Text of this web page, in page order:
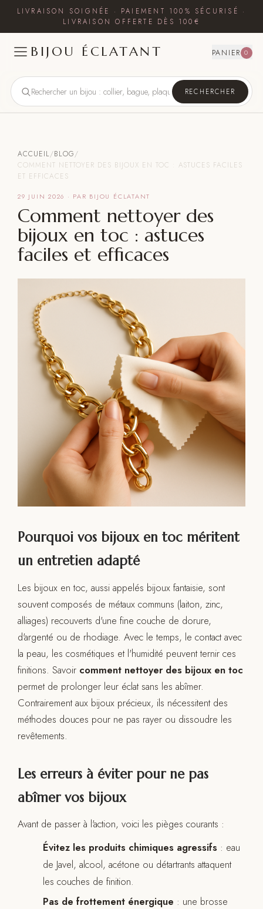
LIVRAISON SOIGNÉE · PAIEMENT 100% SÉCURISÉ ·
LIVRAISON OFFERTE DÈS 100€
BIJOU ÉCLATANT PANIER 0
RECHERCHER
ACCUEIL/BLOG/
COMMENT NETTOYER DES BIJOUX EN TOC : ASTUCES FACILES
ET EFFICACES
29 JUIN 2026 · PAR BIJOU ÉCLATANT
Comment nettoyer des
bijoux en toc : astuces
faciles et efficaces
Pourquoi vos bijoux en toc méritent
un entretien adapté
Les bijoux en toc, aussi appelés bijoux fantaisie, sont
souvent composés de métaux communs (laiton, zinc,
alliages) recouverts d'une fine couche de dorure,
d'argenté ou de rhodiage. Avec le temps, le contact avec
la peau, les cosmétiques et l'humidité peuvent ternir ces
finitions. Savoir comment nettoyer des bijoux en toc
permet de prolonger leur éclat sans les abîmer.
Contrairement aux bijoux précieux, ils nécessitent des
méthodes douces pour ne pas rayer ou dissoudre les
revêtements.
Les erreurs à éviter pour ne pas
abîmer vos bijoux
Avant de passer à l'action, voici les pièges courants :
Évitez les produits chimiques agressifs : eau
de Javel, alcool, acétone ou détartrants attaquent
les couches de finition.
Pas de frottement énergique : une brosse